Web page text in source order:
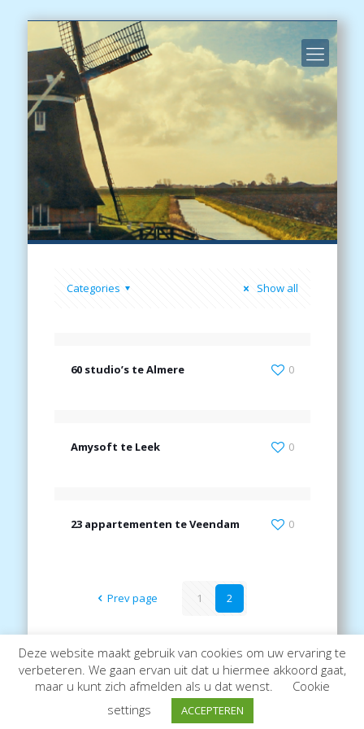
Categories Show all
60 studio’s te Almere 0
Amysoft te Leek 0
23 appartementen te Veendam 0
Prev page 1 2
VERBEEKFONDS
Deze website maakt gebruik van cookies om uw ervaring te
verbeteren. We gaan ervan uit dat u hiermee akkoord gaat,
maar u kunt zich afmelden als u dat wenst.
Cookie
settings
ACCEPTEREN